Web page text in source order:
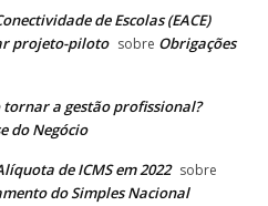
de Escolas (EACE)
projeto-piloto sobre Obrigações
a gestão profissional?
do Negócio
de ICMS em 2022 sobre
do Simples Nacional